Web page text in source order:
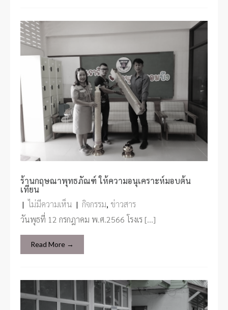
ร้านกฤษณาพุทธภัณฑ์ ให้ความอนุเคราะห์มอบต้น
เทียน
| ไม่มีความเห็น | กิจกรรม, ข่าวสาร
วันพุธที่ 12 กรกฎาคม พ.ศ.2566 โรงเร […]
Read More →